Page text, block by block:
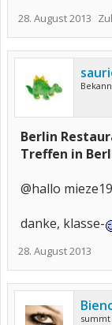
28. August 2013
Berlin
Treffen in
@hallo
danke, klasse-
28. August 2013